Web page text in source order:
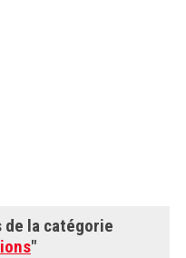
la catégorie
"